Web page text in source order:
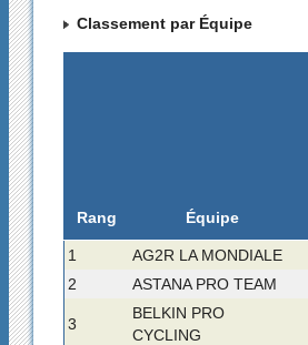
Classement par Équipe
Rang Équipe
1 AG2R LA MONDIALE
2
ASTANA PRO TEAM
3
BELKIN PRO
CYCLING